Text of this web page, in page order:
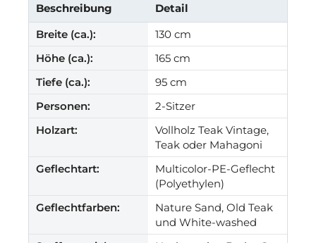
Beschreibung
Detail
Breite (ca.):
130 cm
Höhe (ca.):
165 cm
Tiefe (ca.):
95 cm
Personen:
2-Sitzer
Holzart:
Vollholz Teak Vintage,
Teak oder Mahagoni
Geflechtart:
Multicolor-PE-Geflecht
(Polyethylen)
Geflechtfarben:
Nature Sand, Old Teak
und White-washed